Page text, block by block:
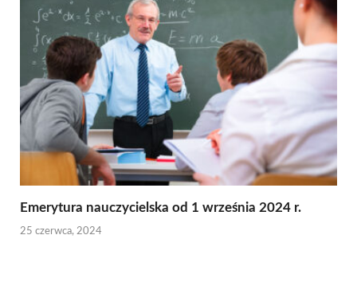
Emerytura nauczycielska od 1 września 2024 r.
25 czerwca, 2024